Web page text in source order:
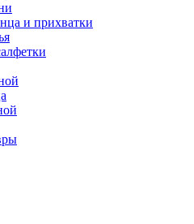
и прихватки